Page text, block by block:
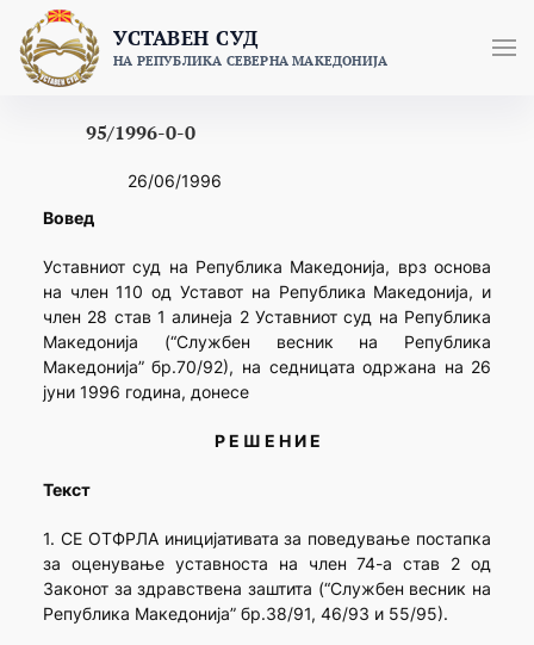
content
УСТАВЕН СУД
НА РЕПУБЛИКА СЕВЕРНА МАКЕДОНИЈА
95/1996-0-0
26/06/1996
Вовед
Уставниот суд на Република Македонија, врз основа
на член 110 од Уставот на Република Македонија, и
член 28 став 1 алинеја 2 Уставниот суд на Република
Македонија (“Службен весник на Република
Македонија” бр.70/92), на седницата одржана на 26
јуни 1996 година, донесе
Р Е Ш Е Н И Е
Текст
1. СЕ ОТФРЛА иницијативата за поведување постапка
за оценување уставноста на член 74-а став 2 од
Законот за здравствена заштита (“Службен весник на
Република Македонија” бр.38/91, 46/93 и 55/95).